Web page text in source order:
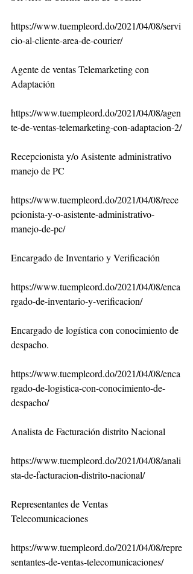
https://www.tuempleord.do/2021/04/08/servi
cio-al-cliente-area-de-courier/
Agente de ventas Telemarketing con
Adaptación
https://www.tuempleord.do/2021/04/08/agen
te-de-ventas-telemarketing-con-adaptacion-2/
Recepcionista y/o Asistente administrativo
manejo de PC
https://www.tuempleord.do/2021/04/08/rece
pcionista-y-o-asistente-administrativo-
manejo-de-pc/
Encargado de Inventario y Verificación
https://www.tuempleord.do/2021/04/08/enca
rgado-de-inventario-y-verificacion/
Encargado de logística con conocimiento de
despacho.
https://www.tuempleord.do/2021/04/08/enca
rgado-de-logistica-con-conocimiento-de-
despacho/
Analista de Facturación distrito Nacional
https://www.tuempleord.do/2021/04/08/anali
sta-de-facturacion-distrito-nacional/
Representantes de Ventas
Telecomunicaciones
https://www.tuempleord.do/2021/04/08/repre
sentantes-de-ventas-telecomunicaciones/